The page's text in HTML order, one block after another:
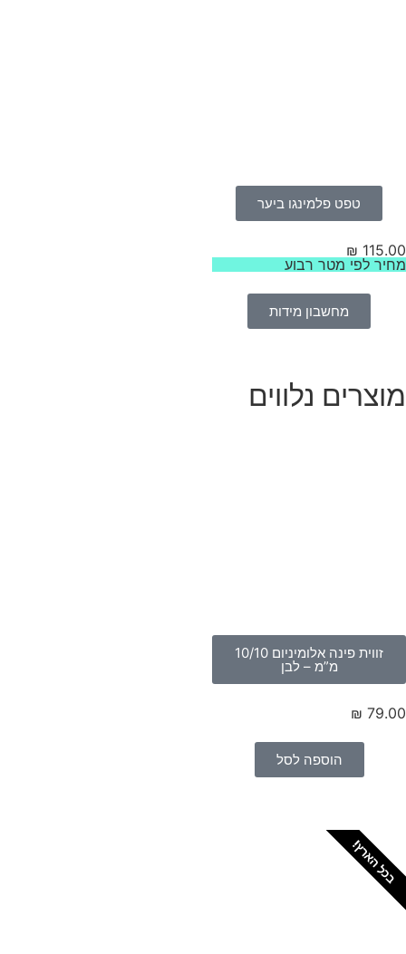
טפט פלמינגו ביער
₪
לפי מטר רבוע
מחשבון מידות
נלווים
זווית פינה אלומיניום 10/10
מ”מ – לבן
₪
הוספה לסל
הארץ!